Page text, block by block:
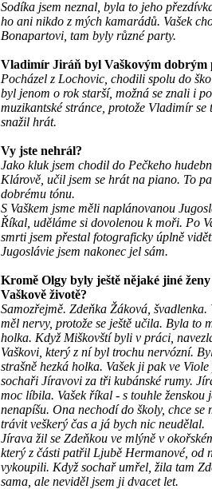
Sodíka jsem neznal, byla to jeho
ho ani nikdo z mých kamarádů. Vašek
Bonapartovi, tam byly různé party.
Vladimír Jiráň byl Vaškovým dobrým
Pocházel z Lochovic, chodili spolu do
byl jenom o rok starší, možná se znali i
muzikantské stránce, protože Vladimír se
snažil hrát.
Vy jste nehrál?
Jako kluk jsem chodil do Pečkeho
Klárově, učil jsem se hrát na piano. To
dobrému tónu.
S Vaškem jsme měli naplánovanou
Říkal, uděláme si dovolenou k moři. Po
smrti jsem přestal fotograficky úplně
Jugoslávie jsem nakonec jel sám.
Kromě Olgy byly ještě nějaké jiné ženy
Vaškově životě?
Samozřejmě. Zdeňka Žáková, švadlenka.
měl nervy, protože se ještě učila. Byla to
holka. Když Miškovští byli v práci,
Vaškovi, který z ní byl trochu nervózní.
strašně hezká holka. Vašek ji pak ve
sochaři Jíravovi za tři kubánské rumy.
moc líbila. Vašek říkal - s touhle ženskou
nenapíšu. Ona nechodí do školy, chce se
trávit veškerý čas a já bych nic neudělal.
Jírava žil se Zdeňkou ve mlýně v
který z části patřil Ljubě Hermanové, od
vykoupili. Když sochař umřel, žila tam
sama, ale neviděl jsem ji dvacet let.